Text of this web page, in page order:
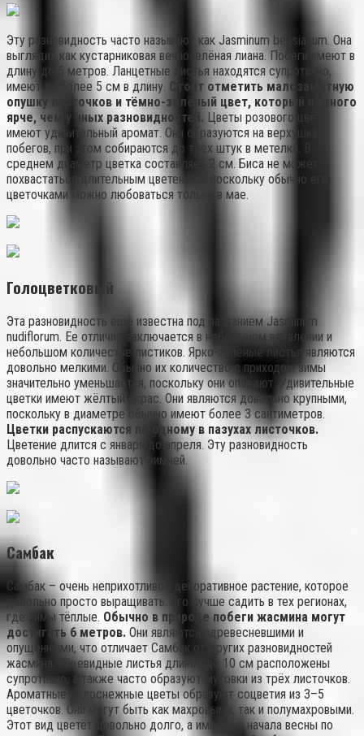
Эту разновидность часто называют как Jasminum beesianum. Она
выглядит как кустарниковая вечнозелёная лиана. Побеги имеют в
длину до 5 метров. Ланцетные листья находятся супротивно,
имеют не более 5 см в длину. Стоит отметить малозаметную
опушку листочков и тёмно-зелёный цвет, который намного
ярче, чем у иных разновидностей. Цветы розового цвета
имеют удивительный аромат. Они образуются на верхушках
побегов, при этом собираются до трёх штук в метелки. В
среднем диаметр цветка составляет 2 см. Биса не может
похвастаться длительным цветением, поскольку обычно его
цветочками можно любоваться только в мае.
Голоцветковый
Эта разновидность ещё известна под названием Jasminum
nudiflorum. Ее отличие заключается в небольшом ветвлении и
небольшом количестве листиков. Ярко-зелёные листья являются
довольно мелкими. Обычно их количество с приходом зимы
значительно уменьшается, поскольку они опадают. Удивительные
цветки имеют жёлтый окрас. Они являются довольно крупными,
поскольку в диаметре обычно имеют более 3 сантиметров.
Цветки распускаются по одному в пазухах листочков.
Цветение длится с января до апреля. Эту разновидность
довольно часто называют зимней.
Самбак
Самбак – очень неприхотливое декоративное растение, которое
довольно просто выращивать. Его лучше садить в тех регионах,
где зимы тёплые. Обычно в природе побеги жасмина могут
достигать 6 метров. Они являются одревесневшими и
опущенными, что отличает Самбак от других разновидностей
жасмина. Яйцевидные листья длиной до 10 см расположены
супротивно, а также часто образуют мутовки из трёх листочков.
Ароматные белоснежные цветы образуют соцветия из 3–5
цветочков. Они могут быть как махровыми, так и полумахровыми.
Этот вид цветёт довольно долго, а именно с начала весны по